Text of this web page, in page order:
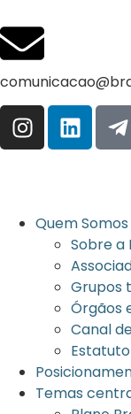
Quem Somos
Sobre a
Grupos
Órgãos
Canal
Temas